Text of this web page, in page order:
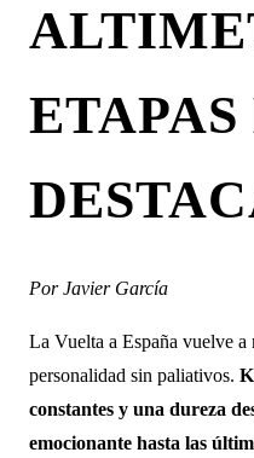
Por Javier García
La Vuelta a España vuelve a
personalidad sin paliativos.
constantes y una dureza
emocionante hasta las